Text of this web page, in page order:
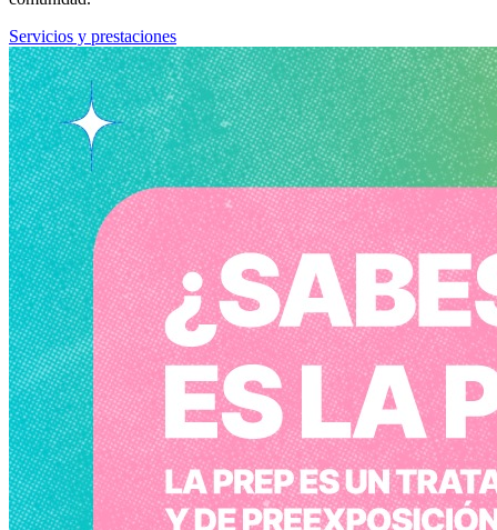
Servicios y prestaciones